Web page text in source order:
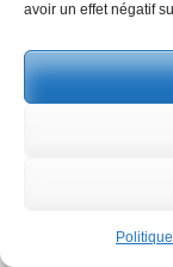
avoir un effet négatif
Il neige
Posted
5 janvier